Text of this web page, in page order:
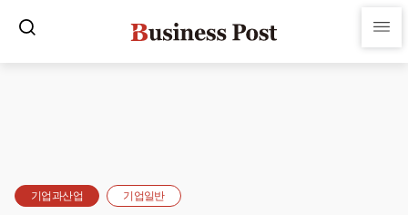
기업과산업 기업일반